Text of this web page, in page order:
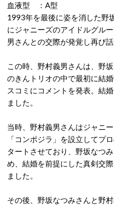
血液型 ：A型
1993年を最後に姿を消した野
にジャニーズのアイドルグル
男さんとの交際が発覚し再び話
この時、野村義男さんは、野
のきんトリオの中で最初に結
スコミにコメントを発表。結
ました。
当時、野村義男さんはジャニ
「コンポジラ」を設立してプ
タートさせており、野坂なつ
め、結婚を前提にした真剣交
ました。
その後、野坂なつみさんと野